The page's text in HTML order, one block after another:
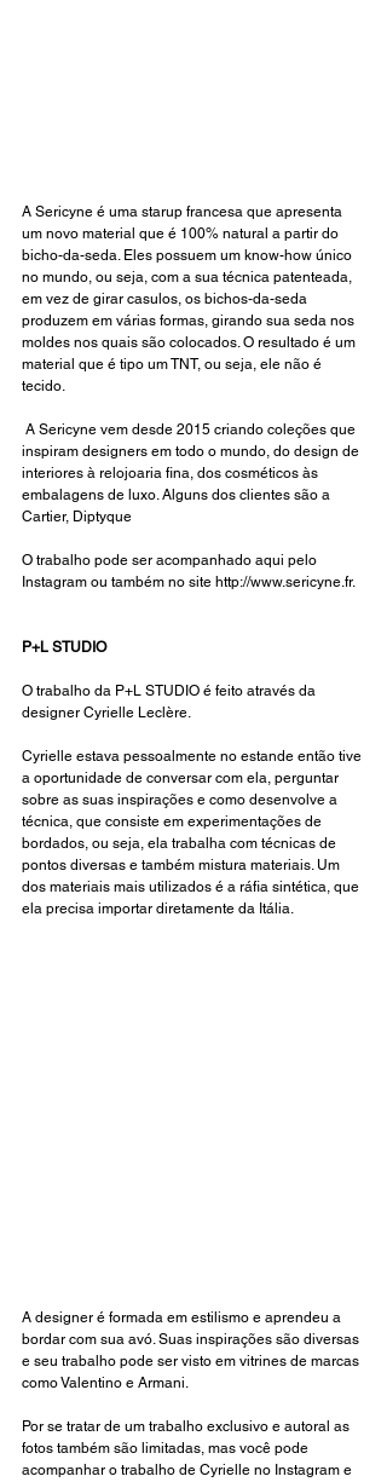
A Sericyne é uma starup francesa que apresenta
um novo material que é 100% natural a partir do
bicho-da-seda. Eles possuem um know-how único
no mundo, ou seja, com a sua técnica patenteada,
em vez de girar casulos, os bichos-da-seda
produzem em várias formas, girando sua seda nos
moldes nos quais são colocados. O resultado é um
material que é tipo um TNT, ou seja, ele não é
tecido.
inspiram designers em todo o mundo, do design de
interiores à relojoaria fina, dos cosméticos às
embalagens de luxo. Alguns dos clientes são a
Cartier, Diptyque
O trabalho pode ser acompanhado aqui pelo
Instagram ou também no site http://www.sericyne.fr.
P+L STUDIO
O trabalho da P+L STUDIO é feito através da
designer Cyrielle Leclère.
Cyrielle estava pessoalmente no estande então tive
a oportunidade de conversar com ela, perguntar
sobre as suas inspirações e como desenvolve a
técnica, que consiste em experimentações de
bordados, ou seja, ela trabalha com técnicas de
pontos diversas e também mistura materiais. Um
dos materiais mais utilizados é a ráfia sintética, que
ela precisa importar diretamente da Itália.
A designer é formada em estilismo e aprendeu a
bordar com sua avó. Suas inspirações são diversas
e seu trabalho pode ser visto em vitrines de marcas
como Valentino e Armani.
Por se tratar de um trabalho exclusivo e autoral as
fotos também são limitadas, mas você pode
acompanhar o trabalho de Cyrielle no Instagram e